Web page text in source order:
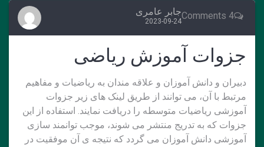
4 Comments جابر عامری
2023-09-24
جزوات آموزش ریاضی
دبیران و دانش آموزان و علاقه مندان به ریاضیات و مفاهیم
مرتبط با آن، می توانند از طریق لینک های زیر جزوات
آموزشی ریاضیات متوسطه را دریافت نمایند. استفاده از این
جزوات که به تدریج منتشر می شوند، موجب توانمند سازی
آموزشی دانش آموزان می گردد که نتیجه ی آن موفقیت در